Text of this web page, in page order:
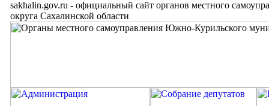
sakhalin.gov.ru - официальный сайт органов местного
округа Сахалинской области